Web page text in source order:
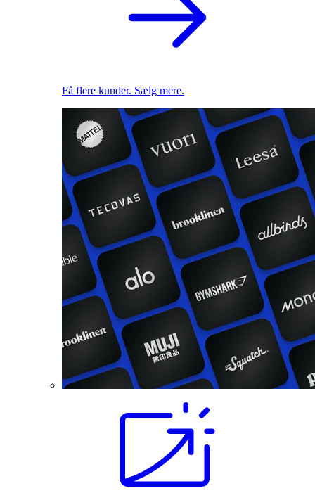
Få flere kunder. Sælg mere.